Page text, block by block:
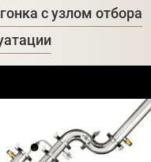
с узлом отбора